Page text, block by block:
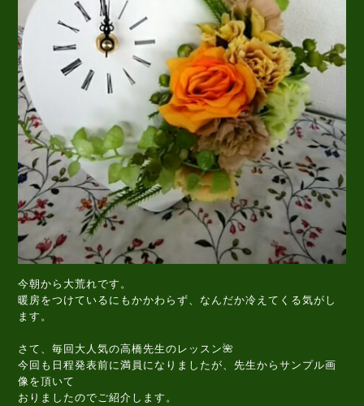
今朝から大荒れです。
暖房をつけているにもかかわらず、なんだか冷えてくる気がし
ます。
さて、毎回大人気の高橋先生のレッスン🌺
今回も日程発表前に満員になりましたが、先生からサンプル画
像を頂いて
おりましたのでご紹介します。